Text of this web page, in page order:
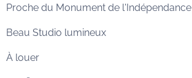
Proche du Monument de l'Indépendance
Beau Studio lumineux
À louer